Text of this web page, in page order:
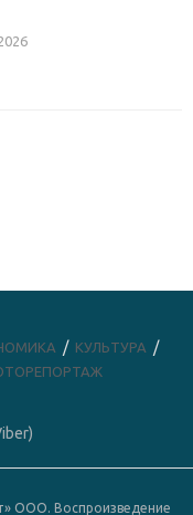
КУЛЬТУРА
ООО. Воспроизведение